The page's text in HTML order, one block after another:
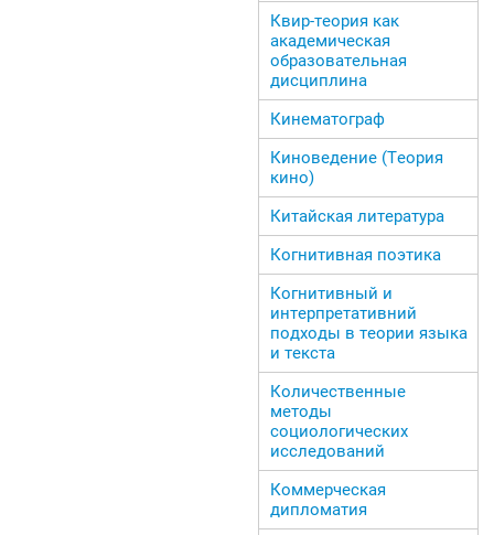
Квир-теория как
академическая
образовательная
дисциплина
Кинематограф
Киноведение (Теория
кино)
Китайская литература
Когнитивная поэтика
Когнитивный и
интерпретативний
подходы в теории языка
и текста
Количественные
методы
социологических
исследований
Коммерческая
дипломатия